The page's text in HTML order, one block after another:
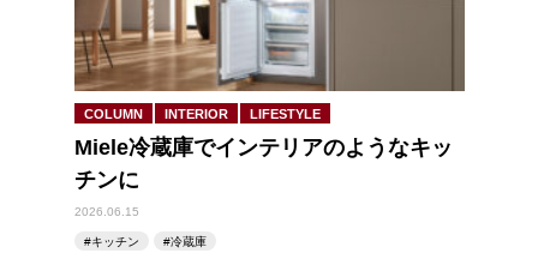
COLUMN INTERIOR LIFESTYLE
Miele冷蔵庫でインテリアのようなキッ
チンに
2026.06.15
キッチン 冷蔵庫